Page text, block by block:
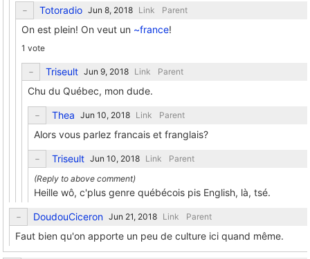
Totoradio Link Parent
On est plein! On veut un ~france!
1 vote
Triseult Link Parent
Chu du Québec, mon dude.
Thea Link Parent
Alors vous parlez francais et franglais?
Triseult Link Parent
Heille wô, c'plus genre québécois pis English, là, tsé.
DoudouCiceron Link Parent
Faut bien qu'on apporte un peu de culture ici quand même.